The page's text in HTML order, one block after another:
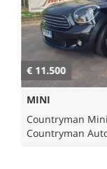
€ 11.500
MINI
Countryman
Countryman